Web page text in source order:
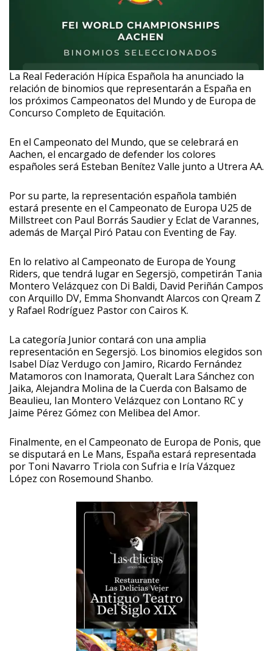
La Real Federación Hípica Española ha anunciado la
relación de binomios que representarán a España en
los próximos Campeonatos del Mundo y de Europa de
Concurso Completo de Equitación.
En el Campeonato del Mundo, que se celebrará en
Aachen, el encargado de defender los colores
españoles será Esteban Benítez Valle junto a Utrera AA.
Por su parte, la representación española también
estará presente en el Campeonato de Europa U25 de
Millstreet con Paul Borrás Saudier y Eclat de Varannes,
además de Marçal Piró Patau con Eventing de Fay.
En lo relativo al Campeonato de Europa de Young
Riders, que tendrá lugar en Segersjö, competirán Tania
Montero Velázquez con Di Baldi, David Periñán Campos
con Arquillo DV, Emma Shonvandt Alarcos con Qream Z
y Rafael Rodríguez Pastor con Cairos K.
La categoría Junior contará con una amplia
representación en Segersjö. Los binomios elegidos son
Isabel Díaz Verdugo con Jamiro, Ricardo Fernández
Matamoros con Inamorata, Queralt Lara Sánchez con
Jaika, Alejandra Molina de la Cuerda con Balsamo de
Beaulieu, Ian Montero Velázquez con Lontano RC y
Jaime Pérez Gómez con Melibea del Amor.
Finalmente, en el Campeonato de Europa de Ponis, que
se disputará en Le Mans, España estará representada
por Toni Navarro Triola con Sufria e Iría Vázquez
López con Rosemound Shanbo.